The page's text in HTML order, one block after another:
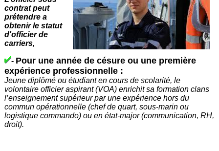
contrat peut
prétendre a
obtenir le statut
d'officier de
carriers,
- Pour une année de césure ou une première
expérience professionnelle :
Jeune diplômé ou étudiant en cours de scolarité, le
volontaire officier aspirant (VOA) enrichit sa formation clans
l’enseignement supérieur par une expérience hors du
commun opérationnelle (chef de quart, sous-marin ou
logistique commando) ou en état-major (communication, RH,
droit).